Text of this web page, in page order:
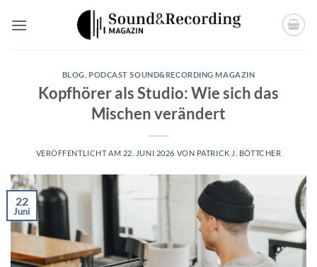
Inhalt
BLOG PODCAST SOUND&RECORDING MAGAZIN
Kopfhörer als Studio: Wie sich das
Mischen verändert
VERÖFFENTLICHT AM 22. JUNI 2026 VON PATRICK J. BÖTTCHER
22
Juni